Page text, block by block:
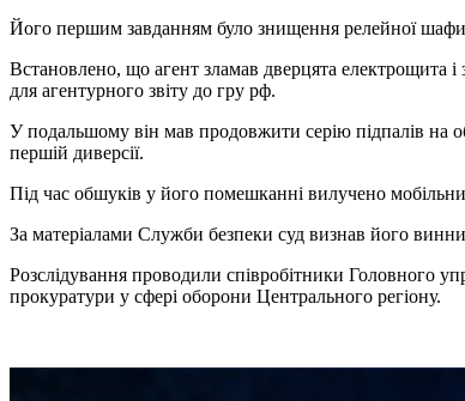
Його першим завданням було знищення релейної шафи
Встановлено, що агент зламав дверцята електрощита
для агентурного звіту до гру рф.
У подальшому він мав продовжити серію підпалів на
першій диверсії.
Під час обшуків у його помешканні вилучено
За матеріалами Служби безпеки суд визнав його
Розслідування проводили співробітники Головного
прокуратури у сфері оборони Центрального регіону.